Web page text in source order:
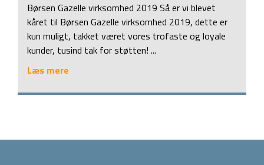
Børsen Gazelle virksomhed 2019 Så er vi blevet
kåret til Børsen Gazelle virksomhed 2019, dette er
kun muligt, takket været vores trofaste og loyale
kunder, tusind tak for støtten! ...
Læs mere